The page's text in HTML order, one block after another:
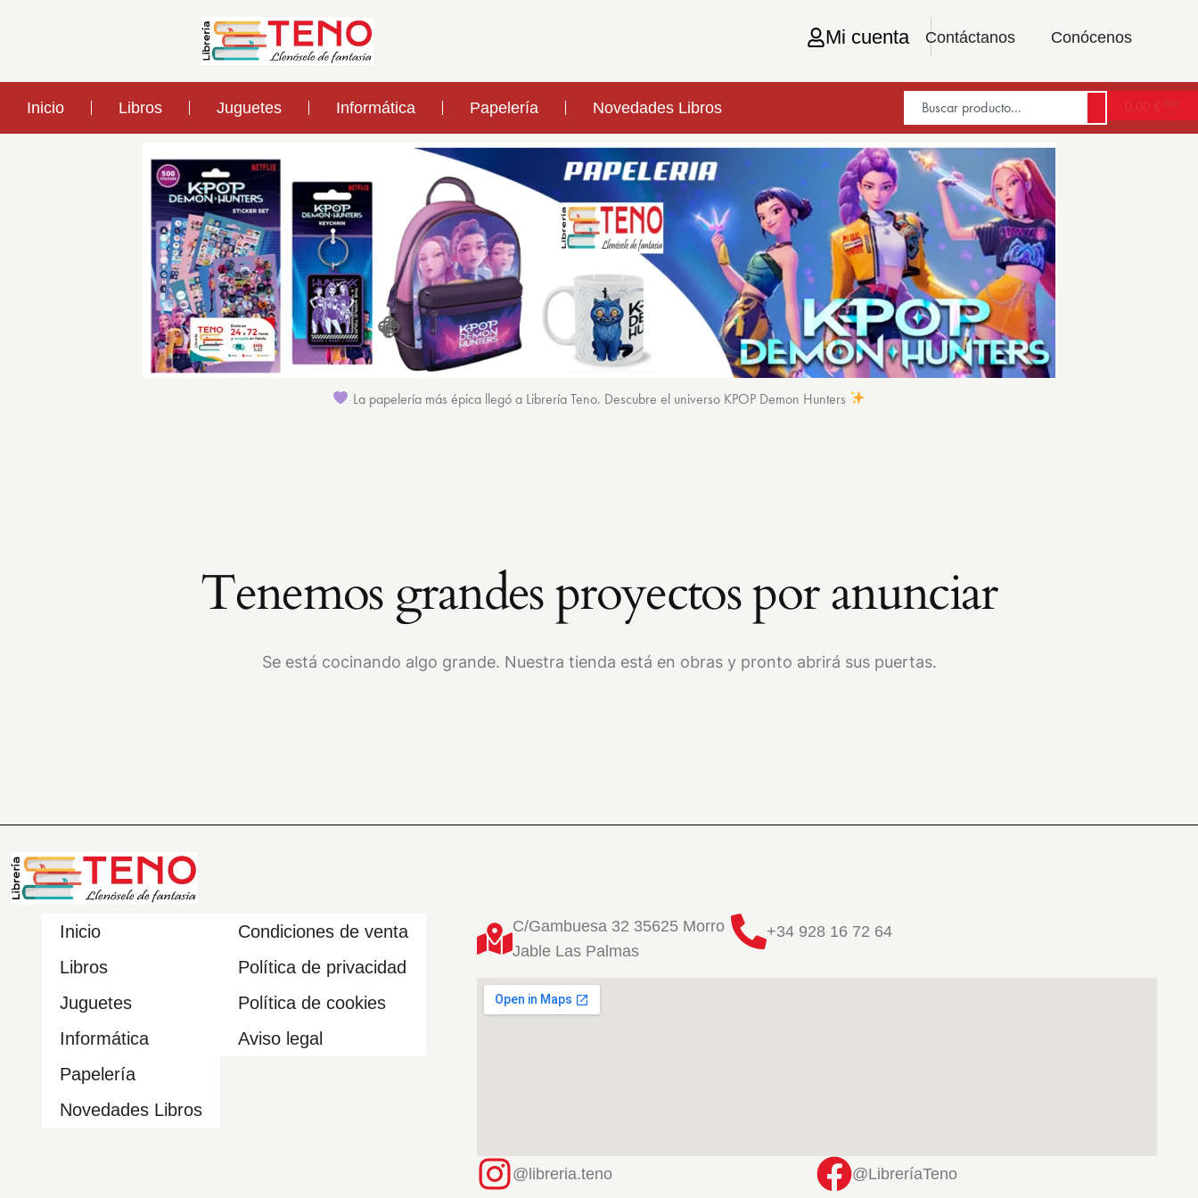
Contáctanos Conócenos
Mi cuenta
Inicio Libros Juguetes Informática Papelería Novedades Libros 0,00 €
La papelería más épica llegó a Librería Teno. Descubre el universo KPOP Demon Hunters
Tenemos grandes proyectos por anunciar
Se está cocinando algo grande. Nuestra tienda está en obras y pronto abrirá sus puertas.
Inicio
Libros
Juguetes
Informática
Papelería
Novedades Libros
Condiciones de venta
Política de privacidad
Política de cookies
Aviso legal
C/Gambuesa 32 35625 Morro
Jable Las Palmas
+34 928 16 72 64
@libreria.teno @LibreríaTeno